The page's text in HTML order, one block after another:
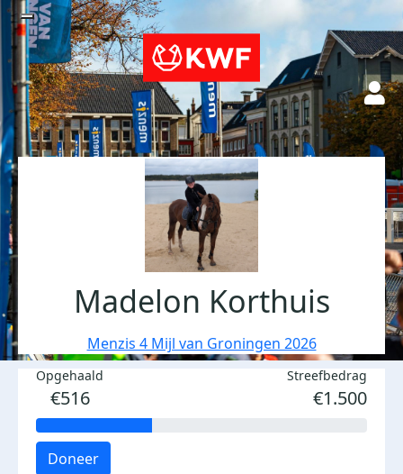
Madelon Korthuis
Menzis 4 Mijl van Groningen 2026
Opgehaald
€516
Streefbedrag
€1.500
Doneer